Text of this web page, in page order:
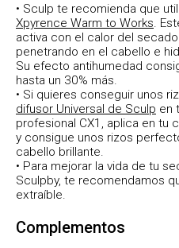
• Sculp te recomienda que
Xpyrence Warm to Works.
activa con el calor del
penetrando en el cabello e
Su efecto antihumedad
hasta un 30% más.
• Si quieres conseguir unos
difusor Universal de Sculp en
profesional CX1, aplica en tu
y consigue unos rizos
cabello brillante.
• Para mejorar la vida de tu
Sculpby, te recomendamos
extraíble.
Complementos